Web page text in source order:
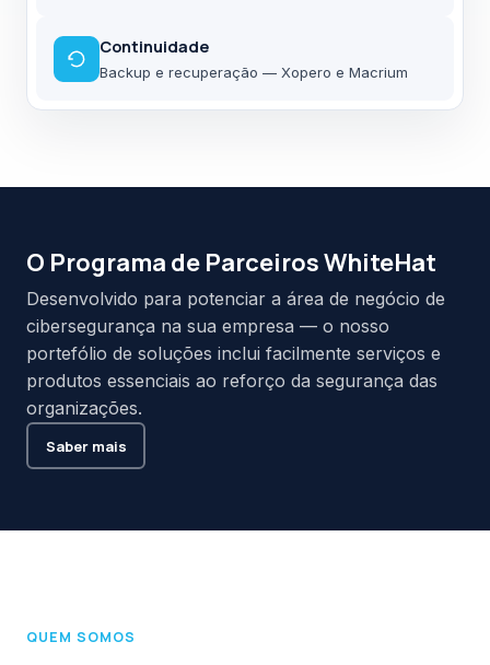
Continuidade
Backup e recuperação — Xopero e Macrium
O Programa de Parceiros WhiteHat
Desenvolvido para potenciar a área de negócio de
cibersegurança na sua empresa — o nosso
portefólio de soluções inclui facilmente serviços e
produtos essenciais ao reforço da segurança das
organizações.
Saber mais
QUEM SOMOS